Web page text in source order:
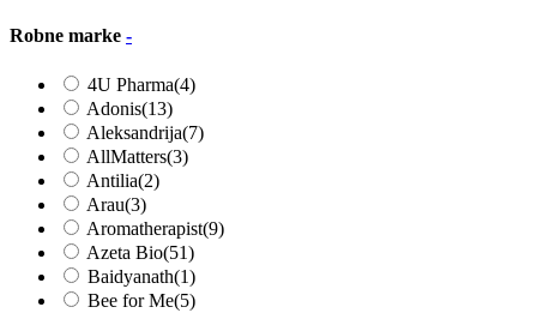
Robne marke -
4U Pharma(4)
Adonis(13)
Aleksandrija(7)
AllMatters(3)
Antilia(2)
Arau(3)
Aromatherapist(9)
Azeta Bio(51)
Baidyanath(1)
Bee for Me(5)